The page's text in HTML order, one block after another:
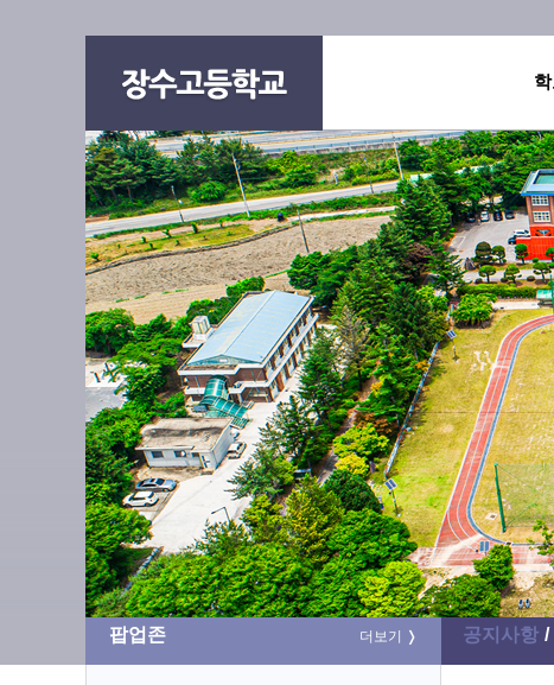
팝업존 더보기 공지사항